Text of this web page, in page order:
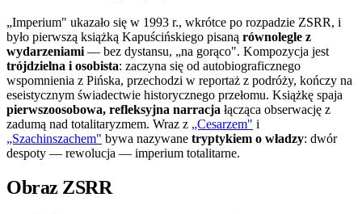
„Imperium" ukazało się w 1993 r., wkrótce po rozpadzie ZSRR, i
było pierwszą książką Kapuścińskiego pisaną równolegle z
wydarzeniami— bez dystansu, „na gorąco". Kompozycja jest
trójdzielna i osobista: zaczyna się od autobiograficznego
wspomnienia z Pińska, przechodzi w reportaż z podróży, kończy na
eseistycznym świadectwie historycznego przełomu. Książkę spaja
pierwszoosobowa, refleksyjna narracja łącząca obserwację z
zadumą nad totalitaryzmem. Wraz z „Cesarzem" i
„Szachinszachem" bywa nazywane tryptykiem o władzy: dwór
despoty — rewolucja — imperium totalitarne.
Obraz ZSRR